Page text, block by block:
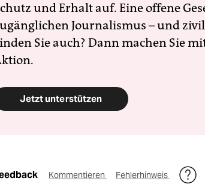
und Erhalt auf. Eine offene
Journalismus – und
Sie auch? Dann machen Sie
Jetzt unterstützen
Kommentieren Fehlerhinweis